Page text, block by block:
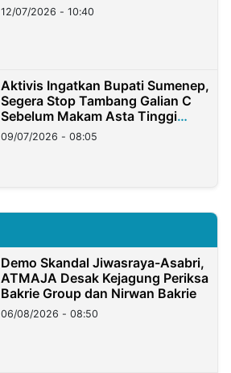
12/07/2026 - 10:40
Aktivis Ingatkan Bupati Sumenep,
Segera Stop Tambang Galian C
Sebelum Makam Asta Tinggi
Longsor
09/07/2026 - 08:05
Demo Skandal Jiwasraya-Asabri,
ATMAJA Desak Kejagung Periksa
Bakrie Group dan Nirwan Bakrie
06/08/2026 - 08:50